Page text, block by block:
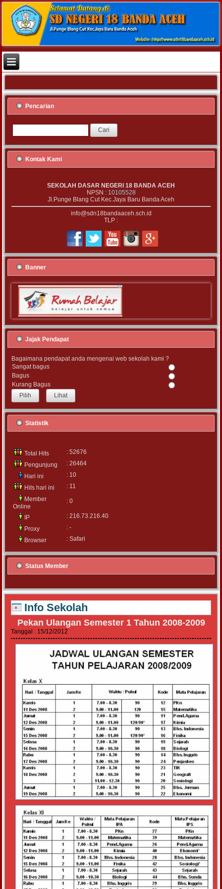
Pencarian
Kontak Kami
SEKOLAH DASAR NEGERI 18 BANDA ACEH
NPSN : 10105528
Jl.Punge Blang Cut Kec.Jaya Baru Banda Aceh
info@sdn18bandaaceh.sch.id
TLP :
Banner
Jajak Pendapat
Bagaimana pendapat anda mengenai web sekolah kami ?
Sangat bagus
Bagus
Kurang Bagus
Lihat
Statistik
Total Hits
: 52676
Pengunjung
: 26464
Hari ini
: 10
Hits hari ini
: 11
Member
Online
: 0
IP
: 216.73.216.40
Proxy
: -
Browser
: Safari
Status Member
Info Sekolah
Pekan Ulangan Semester 1 Tahun 2008-2009
Tanggal : 15/12/2012